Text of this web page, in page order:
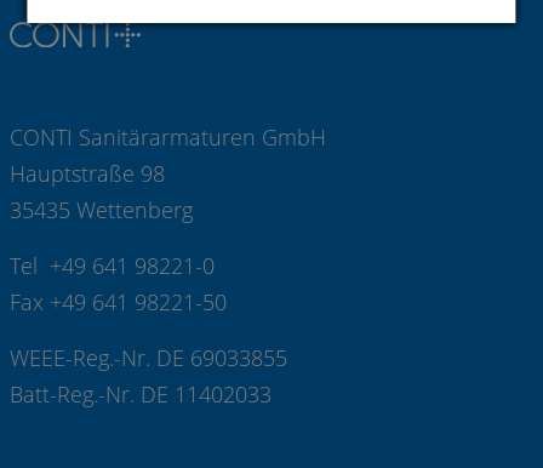
CONTI Sanitärarmaturen GmbH
Hauptstraße 98
35435 Wettenberg
Tel +49 641 98221-0
Fax +49 641 98221-50
WEEE-Reg.-Nr. DE 69033855
Batt-Reg.-Nr. DE 11402033